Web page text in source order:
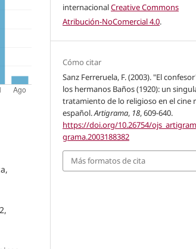
internacionalCreative Commons
Atribución-NoComercial 4.0.
Cómo citar
Sanz Ferreruela, F. (2003). "El
los hermanos Baños (1920): un
tratamiento de lo religioso en el cine
español.Artigrama, 18, 609-640.
https://doi.org/10.26754/
grama.2003188382
Más formatos de cita